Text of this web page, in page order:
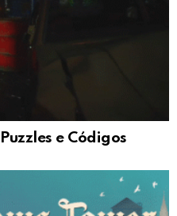
e Códigos